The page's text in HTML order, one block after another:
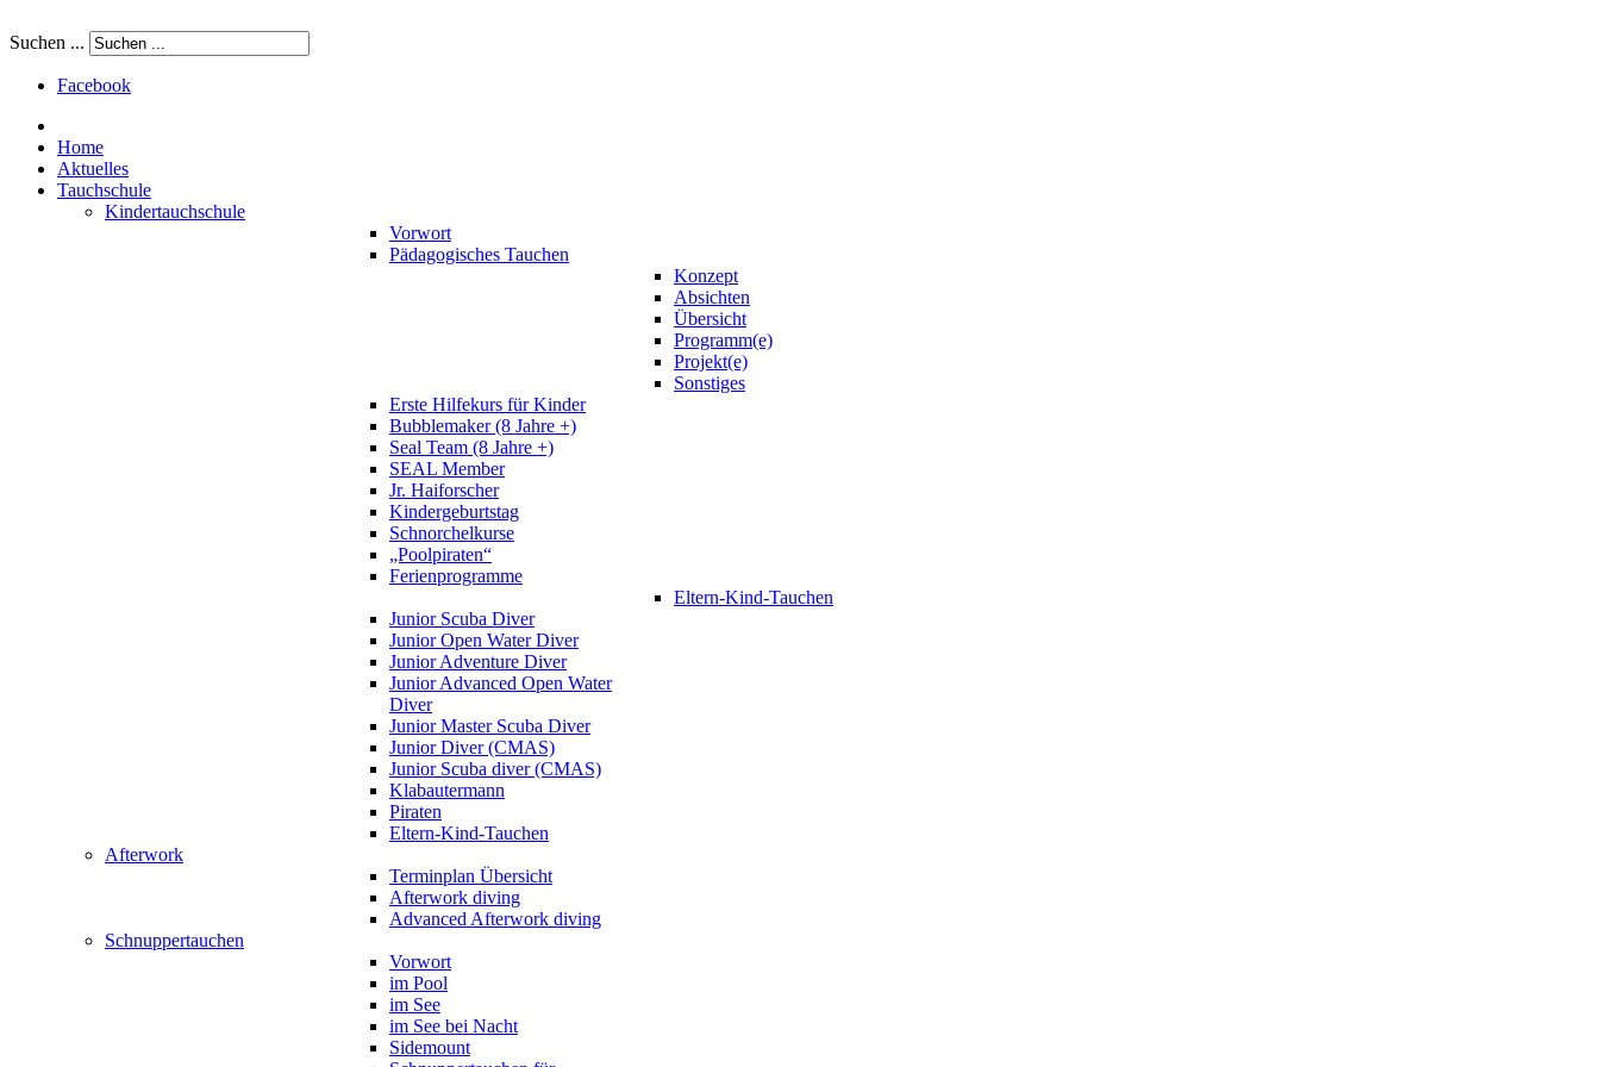
Suchen ...
Facebook
Home
Aktuelles
Tauchschule
Kindertauchschule
Vorwort
Pädagogisches Tauchen
Konzept
Absichten
Übersicht
Programm(e)
Projekt(e)
Sonstiges
Erste Hilfekurs für Kinder
Bubblemaker (8 Jahre +)
Seal Team (8 Jahre +)
SEAL Member
Jr. Haiforscher
Kindergeburtstag
Schnorchelkurse
„Poolpiraten“
Ferienprogramme
Eltern-Kind-Tauchen
Junior Scuba Diver
Junior Open Water Diver
Junior Adventure Diver
Junior Advanced Open Water
Diver
Junior Master Scuba Diver
Junior Diver (CMAS)
Junior Scuba diver (CMAS)
Klabautermann
Piraten
Eltern-Kind-Tauchen
Afterwork
Terminplan Übersicht
Afterwork diving
Advanced Afterwork diving
Schnuppertauchen
Vorwort
im Pool
im See
im See bei Nacht
Sidemount